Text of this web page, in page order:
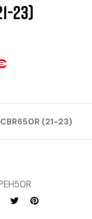
23)
(21-23)